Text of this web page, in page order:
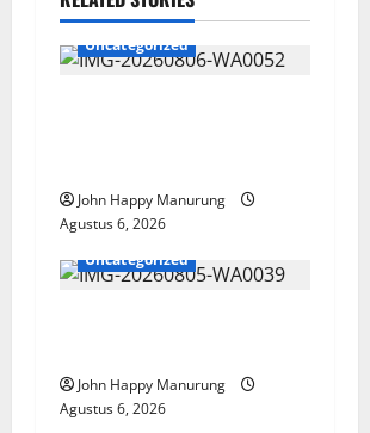
Uncategorized
John Happy Manurung
Agustus 6, 2026
Uncategorized
John Happy Manurung
Agustus 6, 2026